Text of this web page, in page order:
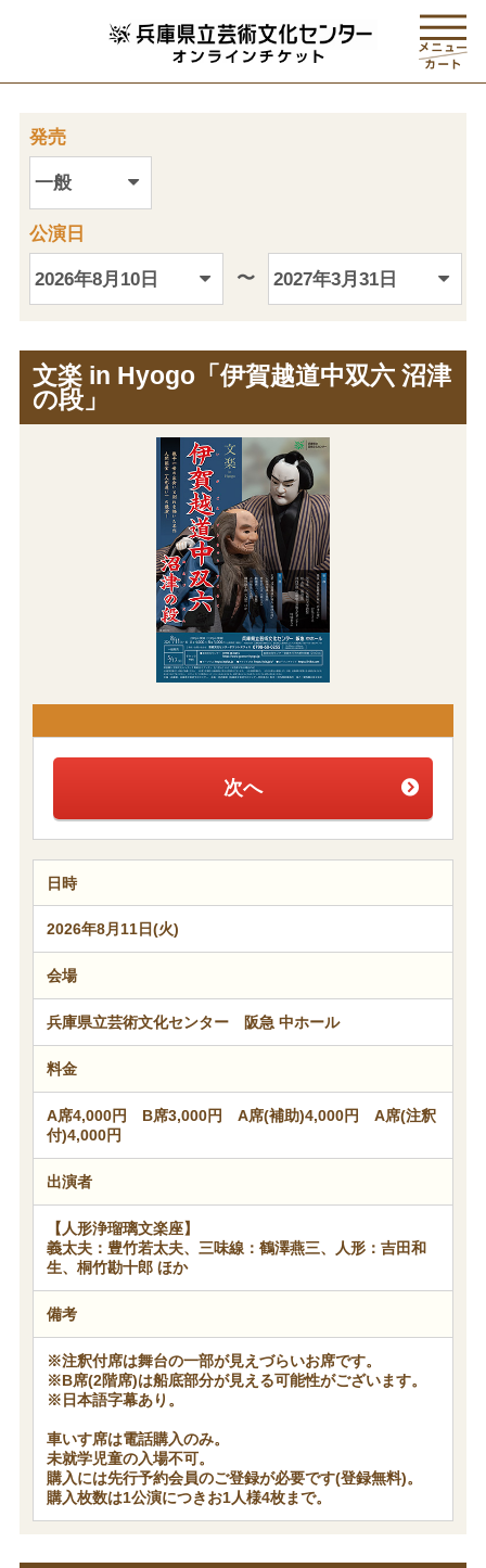
発売
公演日
〜
文楽 in Hyogo「伊賀越道中双六 沼津
の段」
次へ
日時
2026年8月11日(火)
会場
兵庫県立芸術文化センター 阪急 中ホール
料金
A席4,000円 B席3,000円 A席(補助)4,000円 A席(注釈
付)4,000円
出演者
【人形浄瑠璃文楽座】
義太夫：豊竹若太夫、三味線：鶴澤燕三、人形：吉田和
生、桐竹勘十郎 ほか
備考
※注釈付席は舞台の一部が見えづらいお席です。
※B席(2階席)は船底部分が見える可能性がございます。
※日本語字幕あり。
車いす席は電話購入のみ。
未就学児童の入場不可。
購入には先行予約会員のご登録が必要です(登録無料)。
購入枚数は1公演につきお1人様4枚まで。